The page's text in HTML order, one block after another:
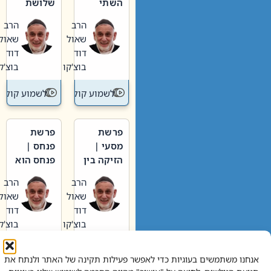
אנחנו משתמשים בעוגיות כדי לאפשר פעילות תקינה של האתר ולנתח את
וערב של
חיינו
הרב
שאול
דוד
בוצ'קו
לשמוע קול תורה – מדרש
האבות
הרב
שאול
דוד
בוצ'קו
לשמוע קול
פרשת
מסעי |
הזיקה בין
הגדול לעם הרב
שאול
דוד
בוצ'קו
לשמוע קול תורה – מדרש
פרשת
פנחס |
פנחס הוא
אליהו: בין
קנאות
הורסת
לקנאות
בונה
הרב
שאול
דוד
בוצ'קו
לשמוע קול